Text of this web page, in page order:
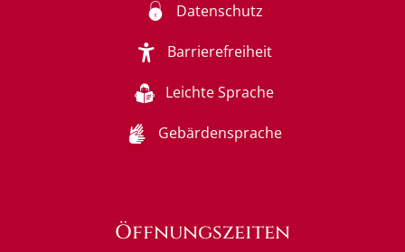
Datenschutz
Barrierefreiheit
Leichte Sprache
Gebärdensprache
Öffnungszeiten